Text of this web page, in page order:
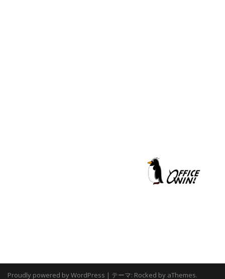
Proudly powered by WordPress | テーマ: Rocked by aThemes.